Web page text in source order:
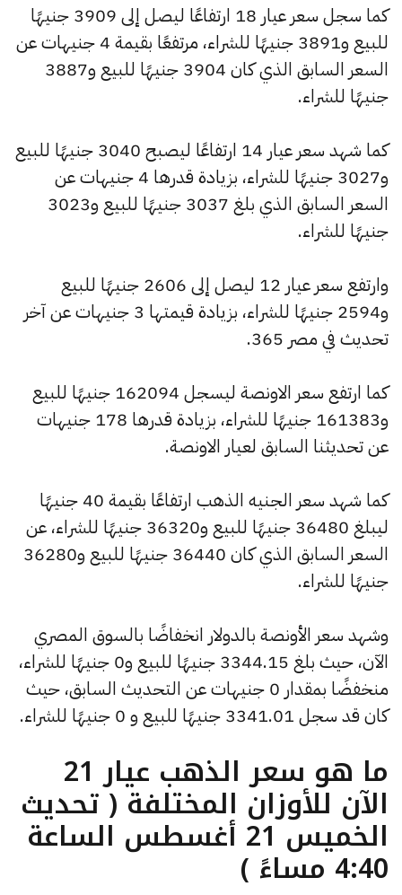
كما سجل سعر عيار 18 ارتفاعًا ليصل إلى 3909 جنيهًا
للبيع و3891 جنيهًا للشراء، مرتفعًا بقيمة 4 جنيهات عن
السعر السابق الذي كان 3904 جنيهًا للبيع و3887
جنيهًا للشراء.
كما شهد سعر عيار 14 ارتفاعًا ليصبح 3040 جنيهًا للبيع
و3027 جنيهًا للشراء، بزيادة قدرها 4 جنيهات عن
السعر السابق الذي بلغ 3037 جنيهًا للبيع و3023
جنيهًا للشراء.
وارتفع سعر عيار 12 ليصل إلى 2606 جنيهًا للبيع
و2594 جنيهًا للشراء، بزيادة قيمتها 3 جنيهات عن آخر
تحديث في مصر 365.
كما ارتفع سعر الاونصة ليسجل 162094 جنيهًا للبيع
و161383 جنيهًا للشراء، بزيادة قدرها 178 جنيهات
عن تحديثنا السابق لعيار الاونصة.
كما شهد سعر الجنيه الذهب ارتفاعًا بقيمة 40 جنيهًا
ليبلغ 36480 جنيهًا للبيع و36320 جنيهًا للشراء، عن
السعر السابق الذي كان 36440 جنيهًا للبيع و36280
جنيهًا للشراء.
وشهد سعر الأونصة بالدولار انخفاضًا بالسوق المصري
الآن، حيث بلغ 3344.15 جنيهًا للبيع و0 جنيهًا للشراء،
منخفضًا بمقدار 0 جنيهات عن التحديث السابق، حيث
كان قد سجل 3341.01 جنيهًا للبيع و 0 جنيهًا للشراء.
ما هو سعر الذهب عيار 21
الآن للأوزان المختلفة ( تحديث
الخميس 21 أغسطس الساعة
4:40 مساءً )